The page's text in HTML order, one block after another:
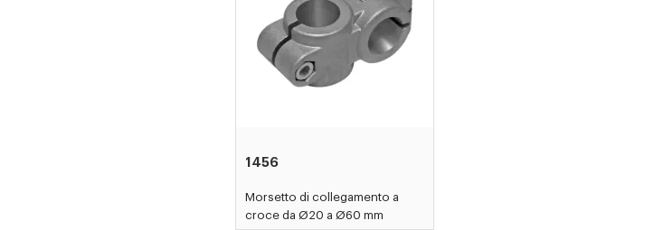
1456
Morsetto di collegamento a
croce da Ø20 a Ø60 mm